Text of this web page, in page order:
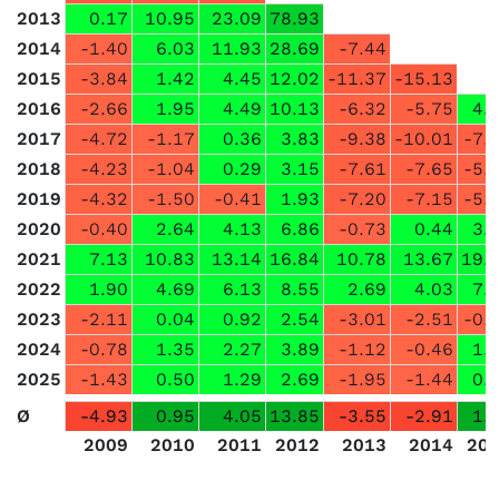
2013
0.17 10.95 23.09 78.93
2014
-1.40 6.03 11.93 28.69
-7.44
2015
-3.84 1.42 4.45 12.02 -11.37 -15.13
2016
-2.66 1.95 4.49 10.13 -6.32 -5.75
2017
-4.72 -1.17 0.36 3.83 -9.38 -10.01 -
2018
-4.23 -1.04 0.29 3.15 -7.61 -7.65 -
2019
-4.32 -1.50 -0.41 1.93 -7.20 -7.15 -
2020
-0.40 2.64 4.13 6.86 -0.73 0.44
2021
7.13 10.83 13.14 16.84 10.78 13.67
2022
1.90 4.69 6.13 8.55 2.69 4.03
2023
-2.11 0.04 0.92 2.54 -3.01 -2.51 -
2024
-0.78 1.35 2.27 3.89 -1.12 -0.46
2025
-1.43 0.50 1.29 2.69 -1.95 -1.44
Ø
-4.93 0.95 4.05 13.85 -3.55 -2.91
2009
2010 2011 2012 2013 2014